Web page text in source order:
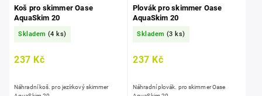
Koš pro skimmer Oase
AquaSkim 20
Skladem (4 ks)
237 Kč
Náhradní koš. pro jezírkový skimmer
Plovák pro skimmer Oase
AquaSkim 20
Skladem (3 ks)
237 Kč
Náhradní plovák. pro skimmer Oase